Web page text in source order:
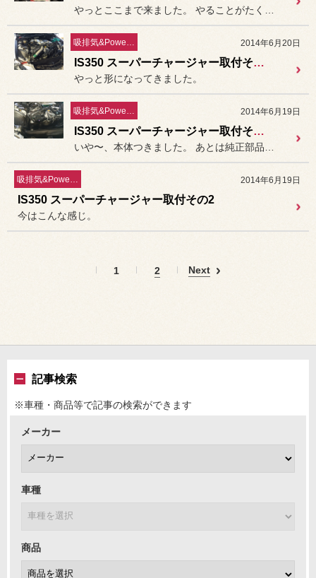
吸排気&PowerUp!! 2014年6月20日
IS350 スーパーチャージャー取付その4
やっと形になってきました。
吸排気&PowerUp!! 2014年6月19日
IS350 スーパーチャージャー取付その3
吸排気&PowerUp!! 2014年6月19日
IS350 スーパーチャージャー取付その2
今はこんな感じ。
1 2 Next
記事検索
※車種・商品等で記事の検索ができます
メーカー
車種
商品